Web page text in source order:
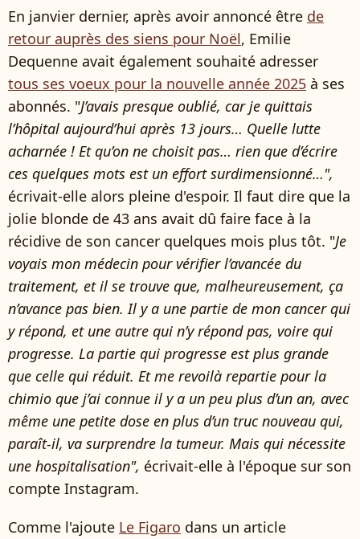
En janvier dernier, après avoir annoncé être de
retour auprès des siens pour Noël, Emilie
Dequenne avait également souhaité adresser
tous ses voeux pour la nouvelle année 2025 à ses
abonnés. "J’avais presque oublié, car je quittais
l’hôpital aujourd’hui après 13 jours… Quelle lutte
acharnée ! Et qu’on ne choisit pas… rien que d’écrire
ces quelques mots est un effort surdimensionné…",
écrivait-elle alors pleine d'espoir. Il faut dire que la
jolie blonde de 43 ans avait dû faire face à la
récidive de son cancer quelques mois plus tôt. "Je
voyais mon médecin pour vérifier l’avancée du
traitement, et il se trouve que, malheureusement, ça
n’avance pas bien. Il y a une partie de mon cancer qui
y répond, et une autre qui n’y répond pas, voire qui
progresse. La partie qui progresse est plus grande
que celle qui réduit. Et me revoilà repartie pour la
chimio que j’ai connue il y a un peu plus d’un an, avec
même une petite dose en plus d’un truc nouveau qui,
paraît-il, va surprendre la tumeur. Mais qui nécessite
une hospitalisation", écrivait-elle à l'époque sur son
compte Instagram.
Comme l'ajoute Le Figaro dans un article